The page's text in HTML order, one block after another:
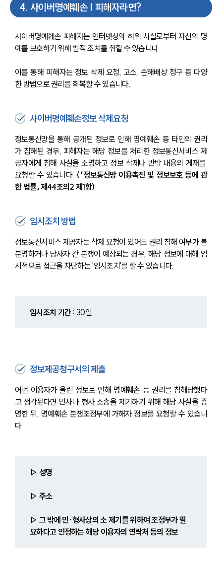
4. 사이버명예훼손 | 피해자라면?
사이버명예훼손 피해자는 인터넷상의 허위 사실로부터 자신의 명
예를 보호하기 위해 법적 조치를 취할 수 있습니다.
이를 통해 피해자는 정보 삭제 요청, 고소, 손해배상 청구 등 다양
한 방법으로 권리를 회복할 수 있습니다.
사이버명예훼손정보 삭제요청
정보통신망을 통해 공개된 정보로 인해 명예훼손 등 타인의 권리
가 침해된 경우, 피해자는 해당 정보를 처리한 정보통신서비스 제
공자에게 침해 사실을 소명하고 정보 삭제나 반박 내용의 게재를
요청할 수 있습니다. (「정보통신망 이용촉진 및 정보보호 등에 관
한 법률」 제44조의2 제1항)
임시조치 방법
정보통신서비스 제공자는 삭제 요청이 있어도 권리 침해 여부가 불
분명하거나 당사자 간 분쟁이 예상되는 경우, 해당 정보에 대해 임
시적으로 접근을 차단하는 '임시조치'를 할 수 있습니다.
임시조치 기간 : 30일
정보제공청구서의 제출
어떤 이용자가 올린 정보로 인해 명예훼손 등 권리를 침해당했다
고 생각된다면 민사나 형사 소송을 제기하기 위해 해당 사실을 증
명한 뒤, 명예훼손 분쟁조정부에 가해자 정보를 요청할 수 있습니
다.
▷ 성명
▷ 주소
▷ 그 밖에 민·형사상의 소 제기를 위하여 조정부가 필
요하다고 인정하는 해당 이용자의 연락처 등의 정보